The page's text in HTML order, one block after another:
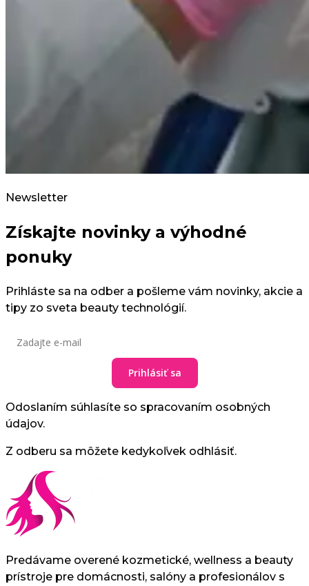
Newsletter
Získajte novinky a výhodné
ponuky
Prihláste sa na odber a pošleme vám novinky, akcie a
tipy zo sveta beauty technológií.
Prihlásiť sa
Odoslaním súhlasíte so spracovaním osobných
údajov.
Z odberu sa môžete kedykoľvek odhlásiť.
Predávame overené kozmetické, wellness a beauty
prístroje pre domácnosti, salóny a profesionálov s